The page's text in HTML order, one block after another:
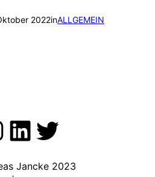
2022inALLGEMEIN
Kanal
LinkedIn
Twitter
Jancke 2023